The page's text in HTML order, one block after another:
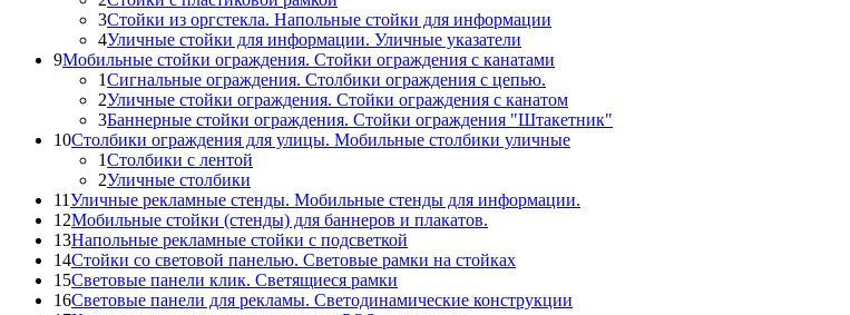
3Стойки из оргстекла. Напольные стойки для информации
4Уличные стойки для информации. Уличные указатели
9Мобильные стойки ограждения. Стойки ограждения с канатами
1Сигнальные ограждения. Столбики ограждения с цепью.
2Уличные стойки ограждения. Стойки ограждения с канатом
3Баннерные стойки ограждения. Стойки ограждения "Штакетник"
10Столбики ограждения для улицы. Мобильные столбики уличные
1Столбики с лентой
2Уличные столбики
11Уличные рекламные стенды. Мобильные стенды для информации.
12Мобильные стойки (стенды) для баннеров и плакатов.
13Напольные рекламные стойки с подсветкой
14Стойки со световой панелью. Световые рамки на стойках
15Световые панели клик. Светящиеся рамки
16Световые панели для рекламы. Светодинамические конструкции